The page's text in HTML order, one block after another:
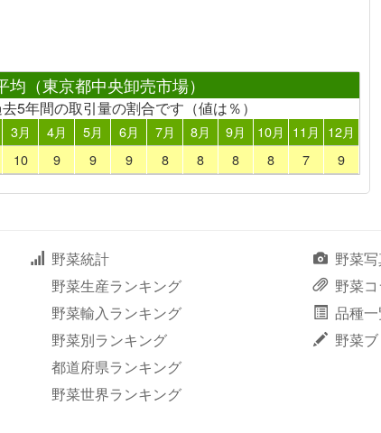
均（東京都中央卸売市場）
5年間の取引量の割合です（値は％）
3月 4月 5月 6月 7月 8月 9月 10月 11月
12月
10 9 9 9 8 8 8 8 7 9
野菜統計
野菜生産ランキング
野菜輸入ランキング
野菜別ランキング
都道府県ランキング
野菜世界ランキング
野菜
野菜
品種
野菜